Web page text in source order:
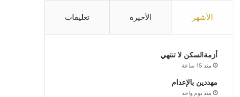
الأشهر الأخيرة تعليقات
أزمةالسكن لا تنتهي
منذ 15 ساعة
مهددين بالإعدام
منذ يوم واحد